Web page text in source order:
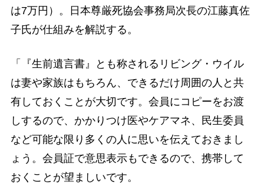
は7万円）。日本尊厳死協会事務局次長の江藤真佐
子氏が仕組みを解説する。
「『生前遺言書』とも称されるリビング・ウイル
は妻や家族はもちろん、できるだけ周囲の人と共
有しておくことが大切です。会員にコピーをお渡
しするので、かかりつけ医やケアマネ、民生委員
など可能な限り多くの人に思いを伝えておきまし
ょう。会員証で意思表示もできるので、携帯して
おくことが望ましいです。